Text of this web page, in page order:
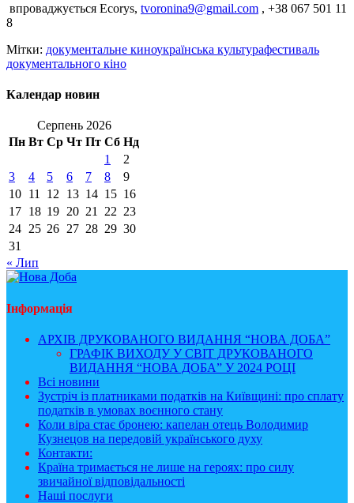
впроваджується Ecorys, tvoronina9@gmail.com , +38 067 501 11
8
Мітки: документальне киноукраїнська культурафестиваль
документального кіно
Календар новин
Серпень 2026
Пн Вт Ср Чт Пт Сб Нд
1
2
3
4 5 6 7 8
9
10 11 12 13 14 15 16
17 18 19 20 21 22 23
24 25 26 27 28 29 30
31
« Лип
Інформація
АРХІВ ДРУКОВАНОГО ВИДАННЯ “НОВА ДОБА”
ГРАФІК ВИХОДУ У СВІТ ДРУКОВАНОГО
ВИДАННЯ “НОВА ДОБА” У 2024 РОЦІ
Всі новини
Зустріч із платниками податків на Київщині: про сплату
податків в умовах воєнного стану
Коли віра стає бронею: капелан отець Володимир
Кузнецов на передовій українського духу
Контакти:
Країна тримається не лише на героях: про силу
звичайної відповідальності
Наші послуги